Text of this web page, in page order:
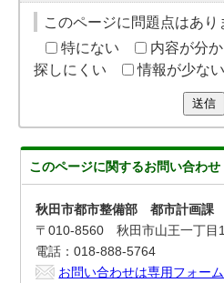
このページに問題点はあり
特にない
内容が分
探しにくい
情報が少ない
送信
このページに関するお問い合わせ
秋田市都市整備部 都市計画課
〒010-8560 秋田市山王一丁
電話：018-888-5764
お問い合わせは専用フォー